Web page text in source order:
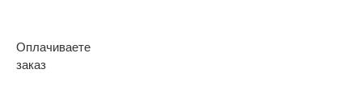
Оплачиваете
заказ